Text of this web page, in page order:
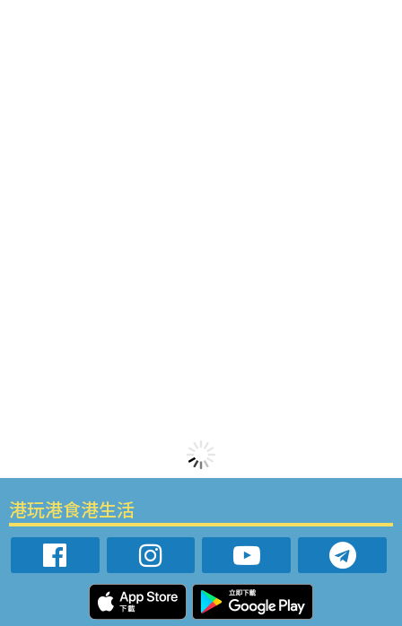
港玩港食港生活